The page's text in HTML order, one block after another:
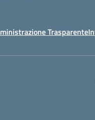
Trasparente